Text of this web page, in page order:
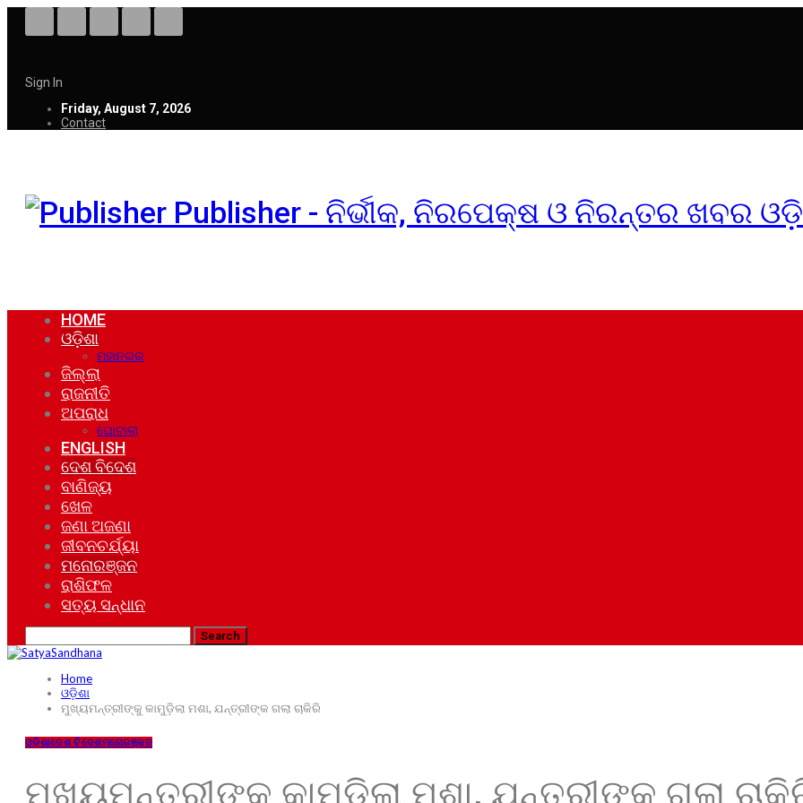
Sign In
Friday, August 7, 2026
Contact
Publisher - ନିର୍ଭୀକ, ନିରପେକ୍ଷ ଓ ନିରନ୍ତର ଖବର
HOME
ଓଡ଼ିଶା
ମହାନଗର
ଜିଲ୍ଲା
ରାଜନୀତି
ଅପରାଧ
ଘୋଟାଲା
ENGLISH
ଦେଶ ବିଦେଶ
ବାଣିଜ୍ୟ
ଖେଳ
ଜଣା ଅଜଣା
ଜୀବନଚର୍ଯ୍ୟା
ମନୋରଞ୍ଜନ
ରାଶିଫଳ
ସତ୍ୟ ସନ୍ଧାନ
Home
ଓଡ଼ିଶା
ମୁଖ୍ୟମନ୍ତ୍ରୀଙ୍କୁ କାମୁଡ଼ିଲା ମଶା, ଯନ୍ତ୍ରୀଙ୍କ ଗଲା ଚାକିରି
ଓଡ଼ିଶାଦେଶ ବିଦେଶମନୋରଞ୍ଜନ
ମୁଖ୍ୟମନ୍ତ୍ରୀଙ୍କୁ କାମୁଡ଼ିଲା ମଶା, ଯନ୍ତ୍ରୀଙ୍କ ଗଲା